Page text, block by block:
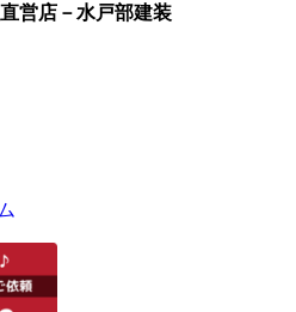
営店－水戸部建装